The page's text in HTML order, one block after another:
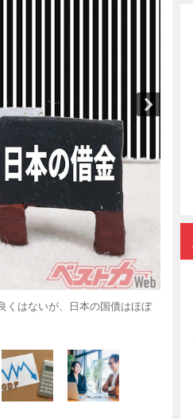
くはないが、日本の国債はほぼ